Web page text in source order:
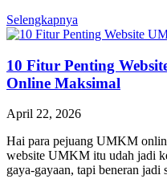
Selengkapnya
10 Fitur Penting
Online Maksimal
April 22, 2026
Hai para pejuang UMKM
website UMKM itu udah jadi
gaya-gayaan, tapi beneran jadi